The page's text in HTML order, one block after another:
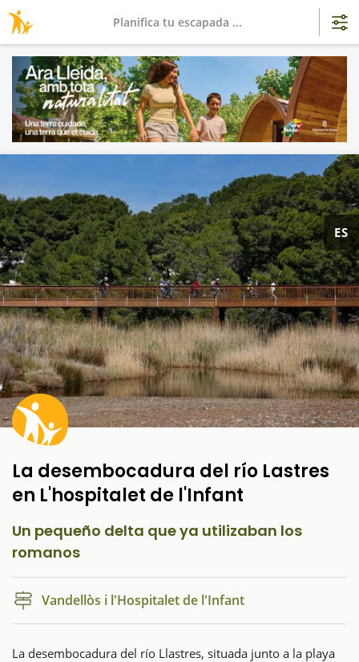
ES
La desembocadura del río Lastres
en L'hospitalet de l'Infant
Un pequeño delta que ya utilizaban los
romanos
Vandellòs i l'Hospitalet de l'Infant
La desembocadura del río Llastres, situada junto a la playa
Planifica tu escapada ...